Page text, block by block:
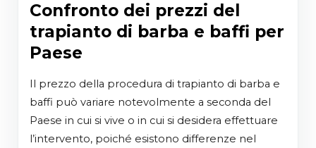
Confronto dei prezzi del
trapianto di barba e baffi per
Paese
Il prezzo della procedura di trapianto di barba e
baffi può variare notevolmente a seconda del
Paese in cui si vive o in cui si desidera effettuare
l’intervento, poiché esistono differenze nel